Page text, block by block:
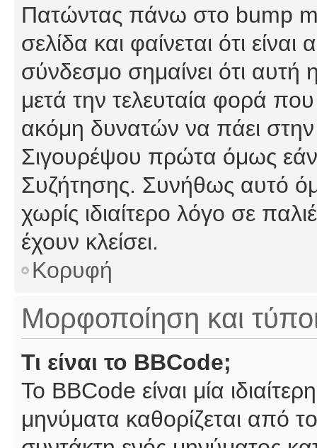
Πατώντας πάνω στο bump
σελίδα και φαίνεται ότι
σύνδεσμο σημαίνει ότι αυτή
μετά την τελευταία φορά που
ακόμη δυνατών να πάει
Σιγουρέψου πρώτα όμως εάν
Συζήτησης. Συνήθως αυτό
χωρίς ιδιαίτερο λόγο σε
έχουν κλείσει.
Κορυφή
Μορφοποίηση και
Τι είναι το BBCode;
Το BBCode είναι μία
μηνύματα καθορίζεται από